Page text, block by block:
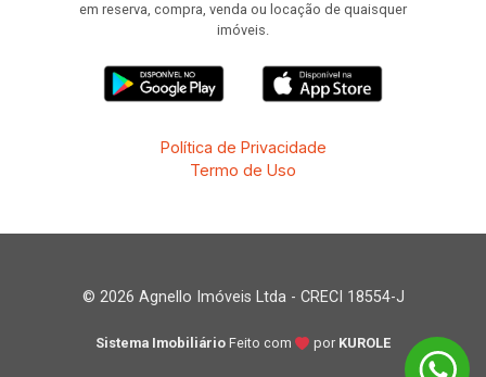
em reserva, compra, venda ou locação de quaisquer
imóveis.
Política de Privacidade
Termo de Uso
© 2026 Agnello Imóveis Ltda - CRECI 18554-J
Sistema Imobiliário Feito com por KUROLE